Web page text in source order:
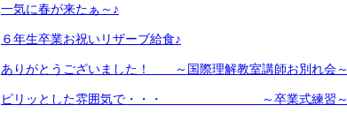
一気に春が来たぁ～♪
６年生卒業お祝いリザーブ給食♪
ありがとうございました！ ～国際理解教室講師お別れ会～
ピリッとした雰囲気で・・・ ～卒業式練習～